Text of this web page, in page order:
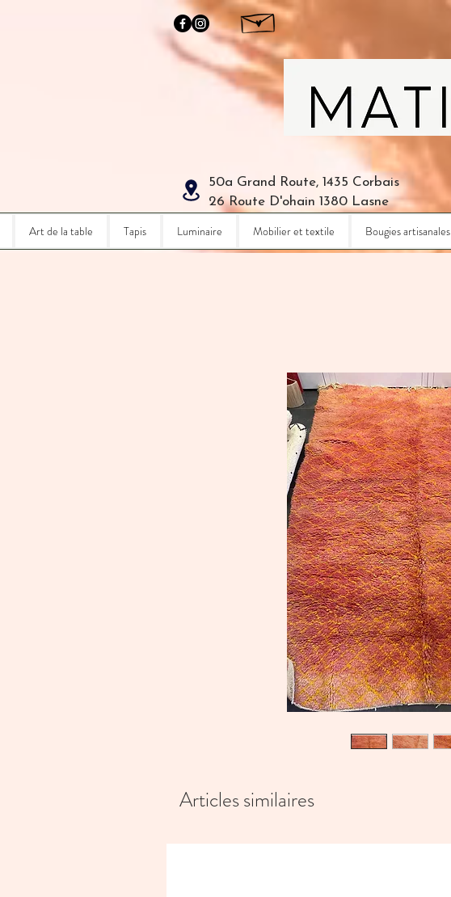
50a Grand Route, 1435 Corbais
26 Route D'ohain 1380 Lasne
Art de la table Tapis Luminaire Mobilier et textile Bougies artisanales
Articles similaires